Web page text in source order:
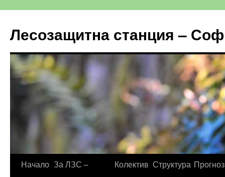
Лесозащитна станция –
Начало За ЛЗС –
Колектив Структура